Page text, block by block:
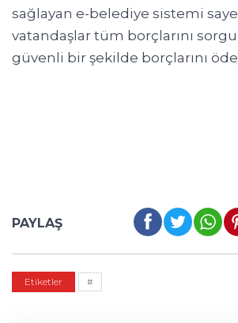
sağlayan e-belediye sistemi
vatandaşlar tüm borçlarını
güvenli bir şekilde borçlarını
PAYLAŞ
Etiketler #